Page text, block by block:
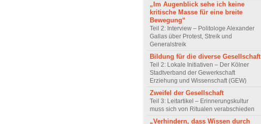
„Im Augenblick sehe ich keine
kritische Masse für eine breite
Bewegung“
Teil 2: Interview – Politologe Alexander
Gallas über Protest, Streik und
Generalstreik
Bildung für die diverse Gesellschaft
Teil 2: Lokale Initiativen – Der Kölner
Stadtverband der Gewerkschaft
Erziehung und Wissenschaft (GEW)
Zweifel der Gesellschaft
Teil 3: Leitartikel – Erinnerungskultur
muss sich von Ritualen verabschieden
„Verhindern, dass Wissen durch